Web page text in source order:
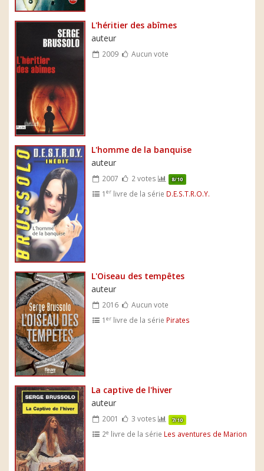
L'héritier des abîmes
auteur
2009 Aucun vote
L'homme de la banquise
auteur
2007 2 votes 8/10
1er livre de la série D.E.S.T.R.O.Y.
L'Oiseau des tempêtes
auteur
2016
Aucun vote
1er livre de la série Pirates
La captive de l'hiver
auteur
2001 3 votes 7/10
2e livre de la série Les aventures de Marion